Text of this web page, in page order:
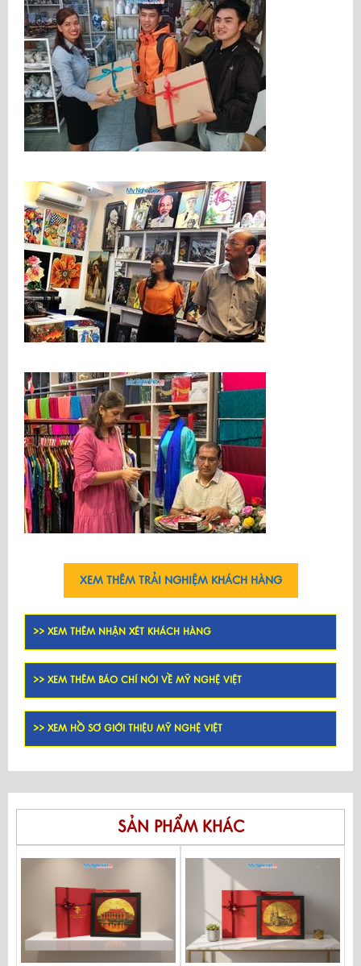
XEM THÊM TRẢI NGHIỆM KHÁCH HÀNG
>> XEM THÊM NHẬN XÉT KHÁCH HÀNG
>> XEM THÊM BÁO CHÍ NÓI VỀ MỸ NGHỆ VIỆT
>> XEM HỒ SƠ GIỚI THIỆU MỸ NGHỆ VIỆT
SẢN PHẨM KHÁC